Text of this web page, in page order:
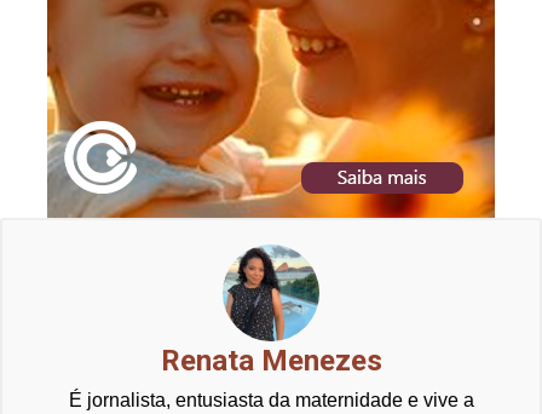
Renata Menezes
É jornalista, entusiasta da maternidade e vive a